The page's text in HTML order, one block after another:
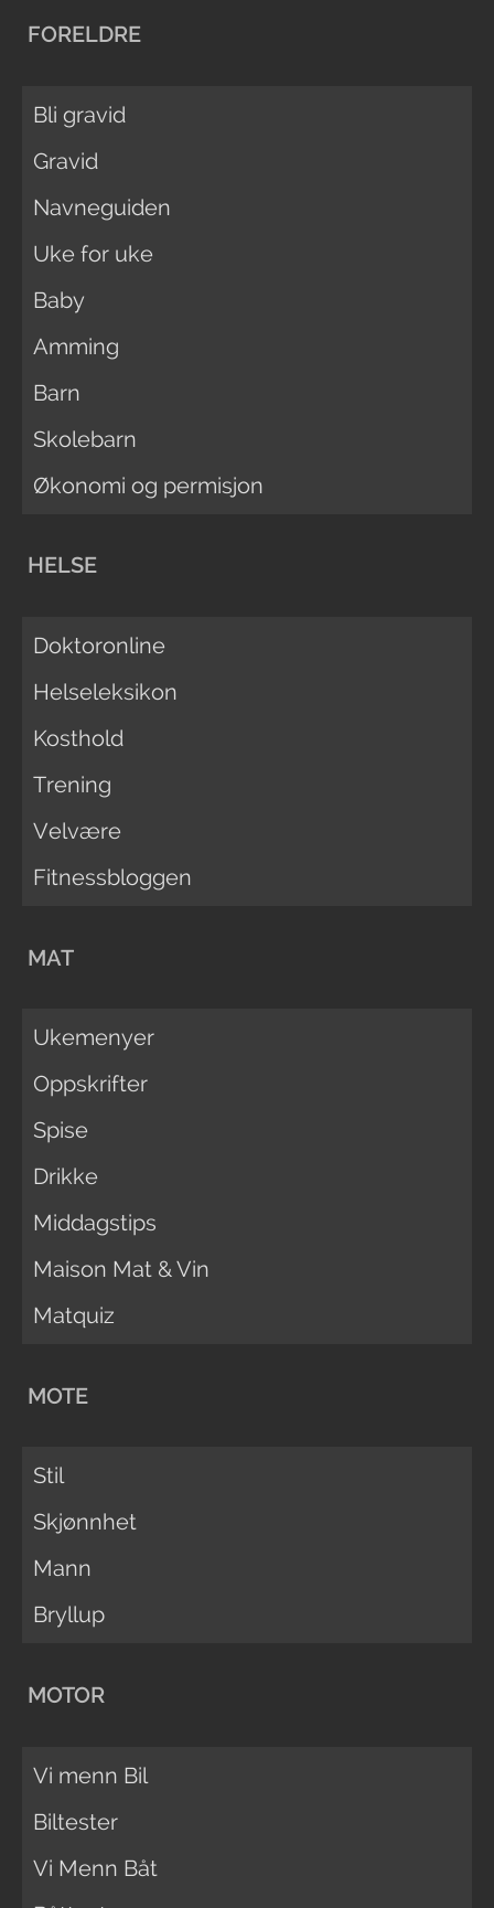
FORELDRE
Bli gravid
Gravid
Navneguiden
Uke for uke
Baby
Amming
Barn
Skolebarn
Økonomi og permisjon
HELSE
Doktoronline
Helseleksikon
Kosthold
Trening
Velvære
Fitnessbloggen
MAT
Ukemenyer
Oppskrifter
Spise
Drikke
Middagstips
Maison Mat & Vin
Matquiz
MOTE
Stil
Skjønnhet
Mann
Bryllup
MOTOR
Vi menn Bil
Biltester
Vi Menn Båt